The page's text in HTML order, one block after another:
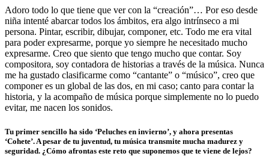
Adoro todo lo que tiene que ver con la “creación”… Por eso desde
niña intenté abarcar todos los ámbitos, era algo intrínseco a mi
persona. Pintar, escribir, dibujar, componer, etc. Todo me era vital
para poder expresarme, porque yo siempre he necesitado mucho
expresarme. Creo que siento que tengo mucho que contar. Soy
compositora, soy contadora de historias a través de la música. Nunca
me ha gustado clasificarme como “cantante” o “músico”, creo que
componer es un global de las dos, en mi caso; canto para contar la
historia, y la acompaño de música porque simplemente no lo puedo
evitar, me nacen los sonidos.
Tu primer sencillo ha sido ‘Peluches en invierno’, y ahora presentas
‘Cohete’. A pesar de tu juventud, tu música transmite mucha madurez y
seguridad. ¿Cómo afrontas este reto que suponemos que te viene de lejos?